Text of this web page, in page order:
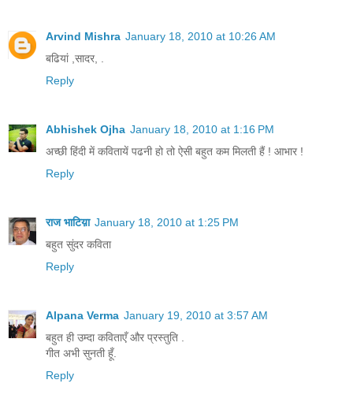
अगणित उंगली खोल, ताड के पत्र, चांदनी में डोले,
ऐसा लगा, ताड का जंगल सोया रजत-छत्र खोले
बनता मन का मुकुर इंदु, जो मौन गगन में ही रहता,
बनता मन का मुकुर सिंधु, जो गरज-गरज कर कुछ कहता,
शशि बनकर मन चढा गगन पर,
परिक्रमा कर रहा किसी की, मन बन चांद और सूरज,
सिंधु किसी का हृदय-दोल है, देह किसी की है भू-रज
Arvind Mishra January 18, 2010 at 10:26 AM
बढियां ,सादर, .
Reply
Abhishek Ojha January 18, 2010 at 1:16 PM
अच्छी हिंदी में कवितायें पढनी हो तो ऐसी बहुत कम मिलती हैं ! आभार !
Reply
राज भाटिय़ा January 18, 2010 at 1:25 PM
बहुत सुंदर कविता
Reply
Alpana Verma January 19, 2010 at 3:57 AM
बहुत ही उम्दा कविताएँ और प्रस्तुति .
गीत अभी सुनती हूँ.
Reply